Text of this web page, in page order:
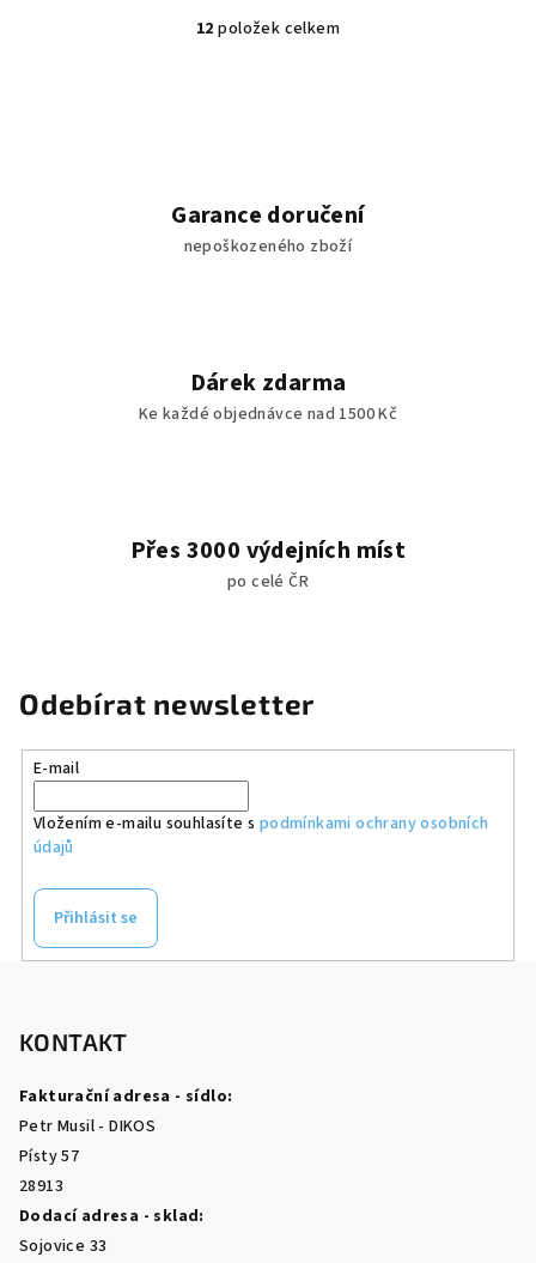
O
c
p
v
ý
u
12 položek celkem
Garance doručení
nepoškozeného zboží
Dárek zdarma
Ke každé objednávce nad 1500 Kč
Přes 3000 výdejních míst
po celé ČR
Odebírat newsletter
E-mail
Vložením e-mailu souhlasíte s podmínkami ochrany osobních
údajů
Přihlásit se
KONTAKT
Fakturační adresa - sídlo:
Petr Musil - DIKOS
Písty 57
28913
Dodací adresa - sklad:
Sojovice 33